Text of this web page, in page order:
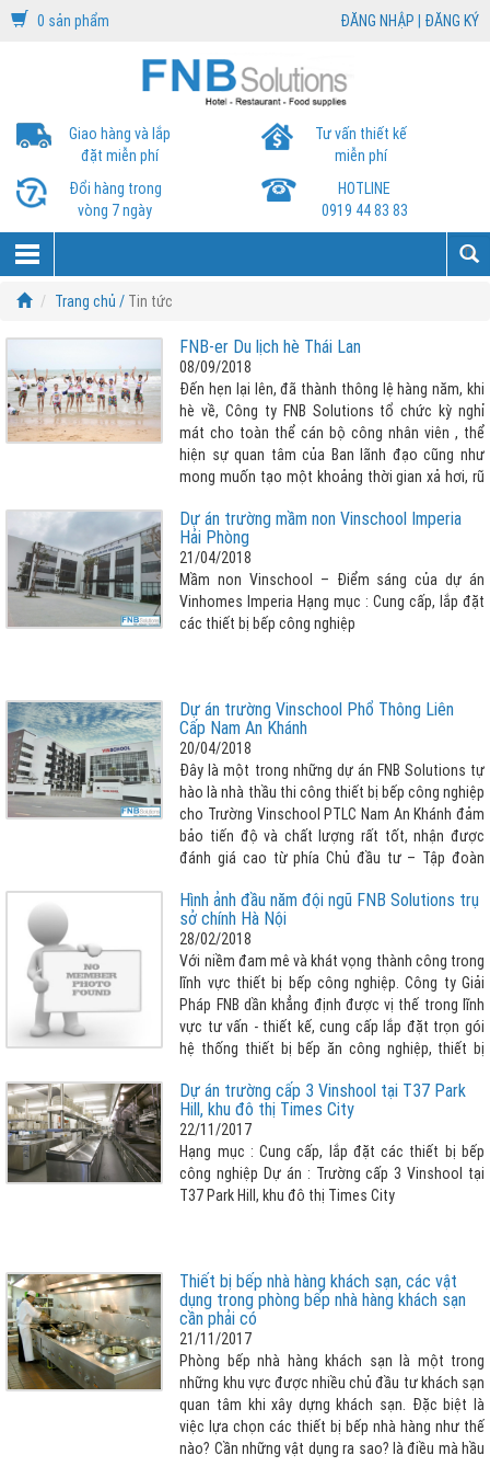
0 sản phẩm ĐĂNG NHẬP | ĐĂNG KÝ
Giao hàng và lắp
đặt miễn phí
Tư vấn thiết kế
miễn phí
Đổi hàng trong
vòng 7 ngày
HOTLINE
0919 44 83 83
Trang chủ / Tin tức
FNB-er Du lịch hè Thái Lan
08/09/2018
Đến hẹn lại lên, đã thành thông lệ hàng năm, khi
hè về, Công ty FNB Solutions tổ chức kỳ nghỉ
mát cho toàn thể cán bộ công nhân viên , thể
hiện sự quan tâm của Ban lãnh đạo cũng như
mong muốn tạo một khoảng thời gian xả hơi, rũ
Dự án trường mầm non Vinschool Imperia
Hải Phòng
21/04/2018
Mầm non Vinschool – Điểm sáng của dự án
Vinhomes Imperia Hạng mục : Cung cấp, lắp đặt
các thiết bị bếp công nghiệp
Dự án trường Vinschool Phổ Thông Liên
Cấp Nam An Khánh
20/04/2018
Đây là một trong những dự án FNB Solutions tự
hào là nhà thầu thi công thiết bị bếp công nghiệp
cho Trường Vinschool PTLC Nam An Khánh đảm
bảo tiến độ và chất lượng rất tốt, nhận được
đánh giá cao từ phía Chủ đầu tư – Tập đoàn
thiết bị bếp công nghiệp Dự án : Trường
Vinschool Phổ Thông Liên Cấp Nam An Khánh
Hình ảnh đầu năm đội ngũ FNB Solutions trụ
sở chính Hà Nội
28/02/2018
Với niềm đam mê và khát vọng thành công trong
lĩnh vực thiết bị bếp công nghiệp. Công ty Giải
Pháp FNB dần khẳng định được vị thế trong lĩnh
vực tư vấn - thiết kế, cung cấp lắp đặt trọn gói
hệ thống thiết bị bếp ăn công nghiệp, thiết bị
chế đồ uống và quầy bar, thiết bị giặt là công
nghiệp.
Dự án trường cấp 3 Vinshool tại T37 Park
Hill, khu đô thị Times City
22/11/2017
Hạng mục : Cung cấp, lắp đặt các thiết bị bếp
công nghiệp Dự án : Trường cấp 3 Vinshool tại
T37 Park Hill, khu đô thị Times City
Thiết bị bếp nhà hàng khách sạn, các vật
dụng trong phòng bếp nhà hàng khách sạn
cần phải có
21/11/2017
Phòng bếp nhà hàng khách sạn là một trong
những khu vực được nhiều chủ đầu tư khách sạn
quan tâm khi xây dựng khách sạn. Đặc biệt là
việc lựa chọn các thiết bị bếp nhà hàng như thế
nào? Cần những vật dụng ra sao? là điều mà hầu